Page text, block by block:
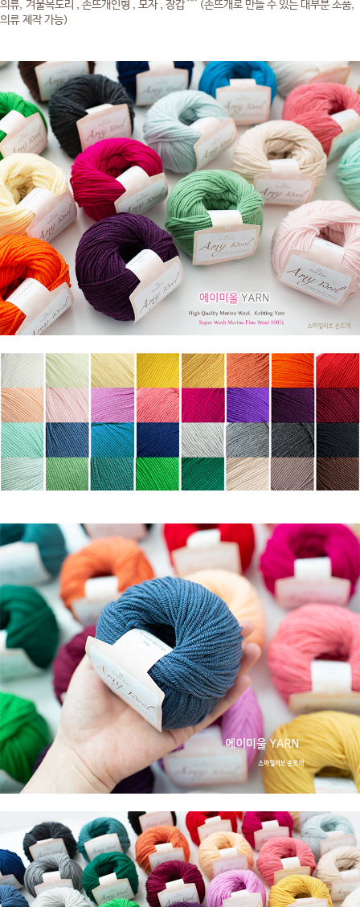
의류, 겨울목도리 , 손뜨개인형 , 모자 , 장갑 ^^ (손뜨개로 만들 수 있는 대부분 소품,
의류 제작 가능)